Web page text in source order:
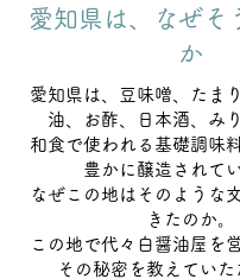
愛知県は、なぜそ
か
愛知県は、豆味噌、たま
油、お酢、日本酒、み
和食で使われる基礎調味
豊かに醸造されて
なぜこの地はそのような
きたのか。
この地で代々白醤油屋を
その秘密を教えていた